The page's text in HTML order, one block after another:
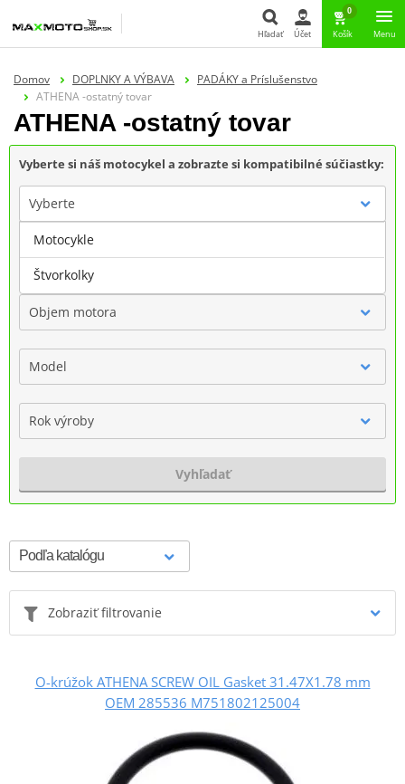
Hľadať Účet
0
Košík Menu
Domov DOPLNKY A VÝBAVA
PADÁKY a Príslušenstvo
ATHENA -ostatný tovar
ATHENA -ostatný tovar
Vyberte si náš motocykel a zobrazte si kompatibilné súčiastky:
Vyberte
Značka
Objem motora
Model
Rok výroby
Vyhľadať
Zobraziť filtrovanie
O-krúžok ATHENA SCREW OIL Gasket 31.47X1.78 mm
OEM 285536 M751802125004
Motocykle
Štvorkolky